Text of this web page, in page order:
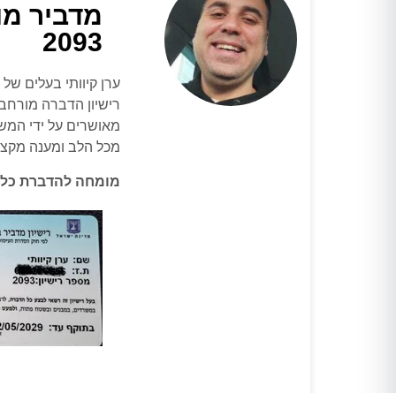
מדביר
2093
ערן קיוותי בעלים
רישיון הדברה
מאושרים על ידי
מכל הלב ומענה
מומחה להדברת כל